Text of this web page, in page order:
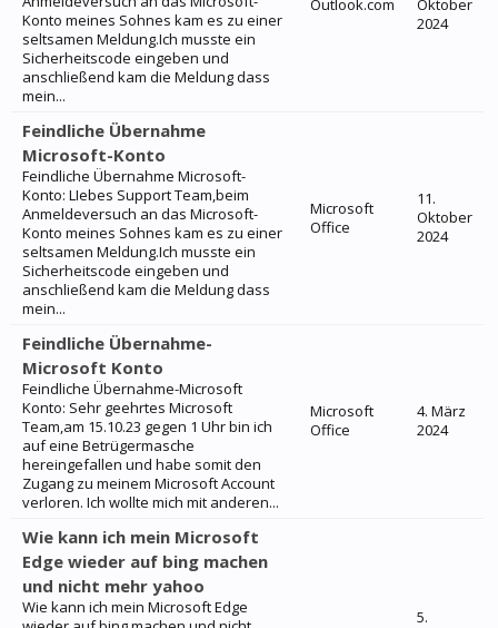
Konto meines Sohnes kam es zu einer
seltsamen Meldung.Ich musste ein
Sicherheitscode eingeben und
anschließend kam die Meldung dass
mein...
Outlook.com
Oktober
2024
Feindliche Übernahme
Microsoft-Konto
Feindliche Übernahme Microsoft-
Konto: LIebes Support Team,beim
Anmeldeversuch an das Microsoft-
Konto meines Sohnes kam es zu einer
seltsamen Meldung.Ich musste ein
Sicherheitscode eingeben und
anschließend kam die Meldung dass
mein...
Microsoft
Office
11.
Oktober
2024
Feindliche Übernahme-
Microsoft Konto
Feindliche Übernahme-Microsoft
Konto: Sehr geehrtes Microsoft
Team,am 15.10.23 gegen 1 Uhr bin ich
auf eine Betrügermasche
hereingefallen und habe somit den
Zugang zu meinem Microsoft Account
verloren. Ich wollte mich mit anderen...
Microsoft
Office
4. März
2024
Wie kann ich mein Microsoft
Edge wieder auf bing machen
und nicht mehr yahoo
Wie kann ich mein Microsoft Edge
5.